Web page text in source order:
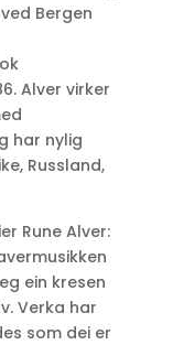
Bergen
Alver virker
har nylig
Russland,
Rune Alver:
ein kresen
Verka har
som dei er